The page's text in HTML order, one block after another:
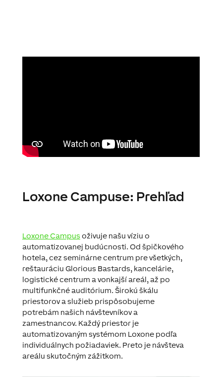
Loxone Campuse: Prehľad
Loxone Campus oživuje našu víziu o
automatizovanej budúcnosti. Od špičkového
hotela, cez seminárne centrum pre všetkých,
reštauráciu Glorious Bastards, kancelárie,
logistické centrum a vonkajší areál, až po
multifunkčné auditórium. Širokú škálu
priestorov a služieb prispôsobujeme
potrebám našich návštevníkov a
zamestnancov. Každý priestor je
automatizovaným systémom Loxone podľa
individuálnych požiadaviek. Preto je návšteva
areálu skutočným zážitkom.